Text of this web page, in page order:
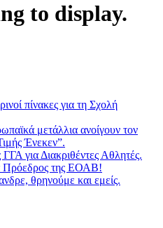
to display.
πίνακες για τη Σχολή
μετάλλια ανοίγουν τον
Ένεκεν”.
για Διακριθέντες Αθλητές.
Πρόεδρος της ΕΟΑΒ!
θρηνούμε και εμείς.